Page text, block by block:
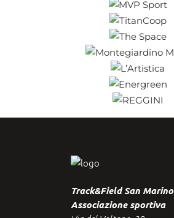
Track&Field San Marino
Associazione sportiva